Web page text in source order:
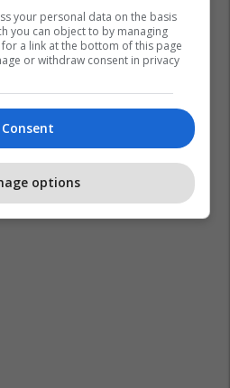
your personal data on the basis
you can object to by managing
a link at the bottom of this page
or withdraw consent in privacy
Consent
options